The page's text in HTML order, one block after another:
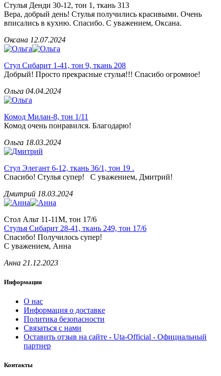
Стулья Денди 30-12, тон 1, ткань 313
Вера, добрый день! Стулья получились красивыми. Очень
вписались в кухню. Спасибо. С уважением, Оксана.
Оксана 12.07.2024
Стул Сибарит 1-41, тон 9, ткань 208
Добрый! Просто прекрасные стулья!!! Спасибо огромное!
Ольга 04.04.2024
Комод Милан-8, тон 1/11
Комод очень понравился. Благодарю!
Ольга 18.03.2024
Стул Элегант 6-12, ткань 36/1, тон 19 .
Спасибо! Стулья супер! С уважением, Дмитрий!
Дмитрий 18.03.2024
Стол Альт 11-11М, тон 17/6
Стулья Сибарит 28-41, ткань 249, тон 17/6
Спасибо! Получилось супер!
С уважением, Анна
Анна 21.12.2023
Информация
О нас
Информация о доставке
Политика безопасности
Связаться с нами
Оставить отзыв на сайте - Uta-Official - Официальный
партнер
Контакты